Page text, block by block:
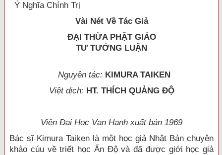
Ý Nghĩa Chính Trị
Vài Nét Về Tác Giả
ĐẠI THỪAPHẬT GIÁO
TƯ TƯỞNG LUẬN
Nguyên tác: KIMURA TAIKEN
Việt dịch: HT. THÍCH QUẢNG ĐỘ
Viện Đại Học Vạn Hạnh xuất bản 1969
Bác sĩ Kimura Taiken là một học giả Nhật Bản chuyên
khảo cúu về triết học Ấn Độ và đã được giới học giả